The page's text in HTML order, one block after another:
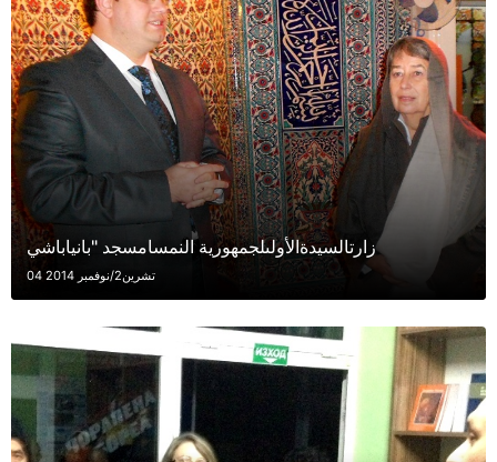
زارتالسيدةالأولىلجمهورية النمسامسجد "بانياباشي
04 تشرين2/نوفمبر 2014